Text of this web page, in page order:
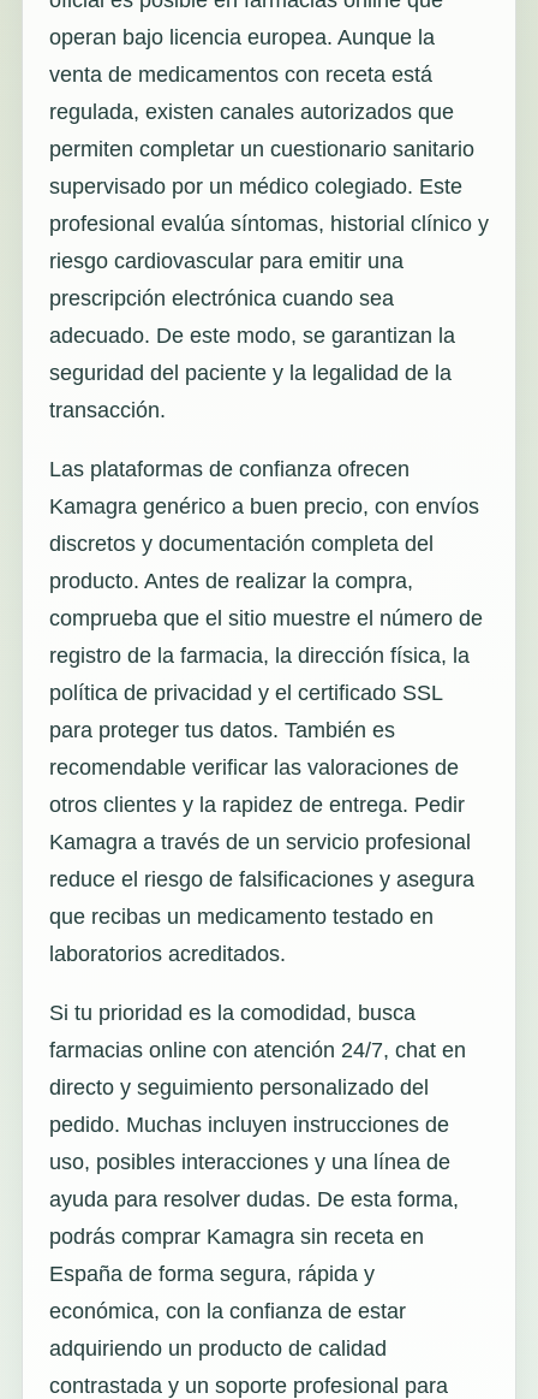
operan bajo licencia europea. Aunque la
venta de medicamentos con receta está
regulada, existen canales autorizados que
permiten completar un cuestionario sanitario
supervisado por un médico colegiado. Este
profesional evalúa síntomas, historial clínico y
riesgo cardiovascular para emitir una
prescripción electrónica cuando sea
adecuado. De este modo, se garantizan la
seguridad del paciente y la legalidad de la
transacción.
Las plataformas de confianza ofrecen
Kamagra genérico a buen precio, con envíos
discretos y documentación completa del
producto. Antes de realizar la compra,
comprueba que el sitio muestre el número de
registro de la farmacia, la dirección física, la
política de privacidad y el certificado SSL
para proteger tus datos. También es
recomendable verificar las valoraciones de
otros clientes y la rapidez de entrega. Pedir
Kamagra a través de un servicio profesional
reduce el riesgo de falsificaciones y asegura
que recibas un medicamento testado en
laboratorios acreditados.
Si tu prioridad es la comodidad, busca
farmacias online con atención 24/7, chat en
directo y seguimiento personalizado del
pedido. Muchas incluyen instrucciones de
uso, posibles interacciones y una línea de
ayuda para resolver dudas. De esta forma,
podrás comprar Kamagra sin receta en
España de forma segura, rápida y
económica, con la confianza de estar
adquiriendo un producto de calidad
contrastada y un soporte profesional para